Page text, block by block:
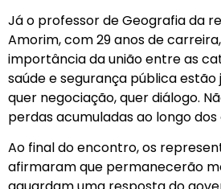
Já o professor de Geografia da
Amorim, com 29 anos de
importância da união entre as
saúde e segurança pública estão
quer negociação, quer diálogo.
perdas acumuladas ao longo dos
Ao final do encontro, os
afirmaram que permanecerão